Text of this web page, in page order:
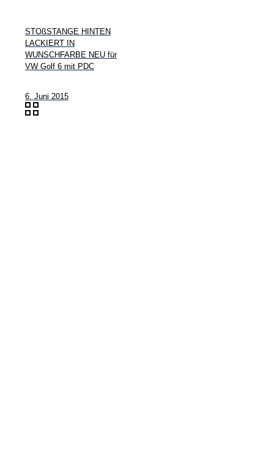
STOßSTANGE HINTEN
LACKIERT IN
WUNSCHFARBE NEU für
VW Golf 6 mit PDC
6. Juni 2015